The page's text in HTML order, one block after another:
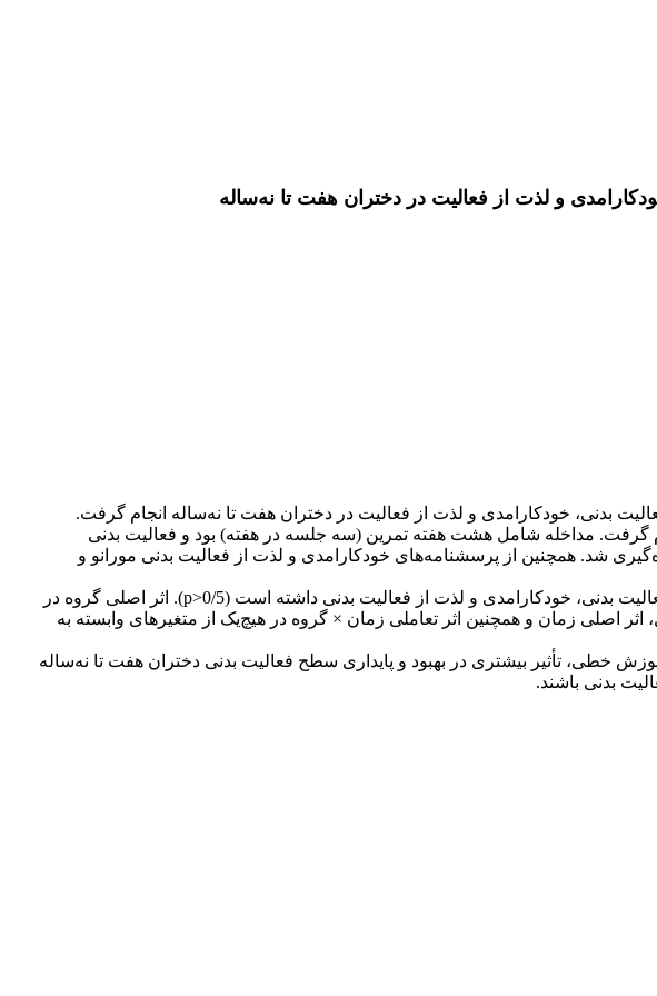
و لذت از فعالیت در دختران هفت تا نه‌ساله
بدنی، خودکارامدی و لذت از فعالیت در دختران هفت تا نه‌ساله انجام گرفت.
۱۵ نفره (آموزش خطی و غیرخطی) انجام گرفت. مداخله شامل هشت هفته تمرین (سه جلسه در هفته) بود و فعالیت بدنی
۱۳۹۸) در طول دوره و دو ماه پس از آن اندازه‌گیری شد. همچنین از پرسشنامه‌های خودکارامدی و لذت از فعالیت بدنی مورانو و
نتایج حاصل از تحلیل واریانس مرکب نشان داد که روش آموزش غیرخطی تأثیر معناداری بر افزایش سطح فعالیت بدنی، خودکارامدی و لذت از فعالیت بدنی داشته است (p>0/5). اثر اصلی گروه در
اصلی زمان و همچنین اثر تعاملی زمان × گروه در هیچ‌یک از متغیرهای وابسته به
خطی، تأثیر بیشتری در بهبود و پایداری سطح فعالیت بدنی دختران هفت تا نه‌ساله
بدنی باشند.